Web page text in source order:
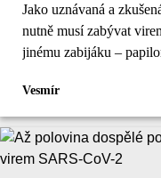
Jako uznávaná a
nutně musí zabývat
jinému zabijáku –
Vesmír